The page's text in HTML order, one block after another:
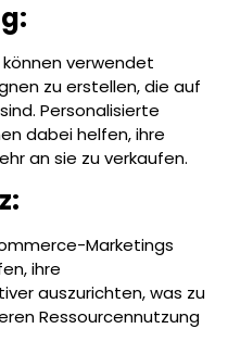
verwendet
zu erstellen, die auf
Personalisierte
dabei helfen, ihre
an sie zu verkaufen.
Marketings
ihre
auszurichten, was zu
Ressourcennutzung